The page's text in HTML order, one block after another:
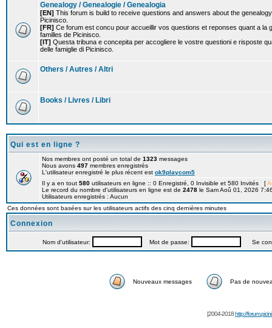
Genealogy / Genealogie / Genealogia
[EN] This forum is build to receive questions and answers about the
Picinisco.
[FR] Ce forum est concu pour accueillir vos questions et reponses quant a la
familles de Picinisco.
[IT] Questa tribuna e concepita per accogliere le vostre questioni e risposte
delle famiglie di Picinisco.
Others / Autres / Altri
Books / Livres / Libri
Qui est en ligne ?
Nos membres ont posté un total de 1323 messages
Nous avons 497 membres enregistrés
L'utilisateur enregistré le plus récent est ok9playcom5
Il y a en tout 580 utilisateurs en ligne :: 0 Enregistré, 0 Invisible et 580 Invités [
Le record du nombre d'utilisateurs en ligne est de 2478 le Sam Aoû 01, 2026
Utilisateurs enregistrés : Aucun
Ces données sont basées sur les utilisateurs actifs des cinq dernières minutes
Connexion
Nom d'utilisateur: Mot de passe: Se
Nouveaux messages Pas de
[2004-2018http://